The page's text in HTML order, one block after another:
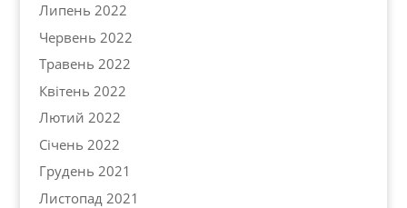
Липень 2022
Червень 2022
Травень 2022
Квітень 2022
Лютий 2022
Січень 2022
Грудень 2021
Листопад 2021